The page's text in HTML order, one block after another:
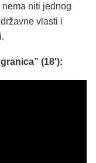
niti jednog
vlasti i
(18′):